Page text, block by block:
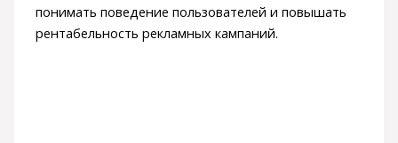
понимать поведение пользователей и повышать
рентабельность рекламных кампаний.